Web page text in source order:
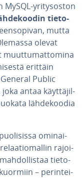
MySQL-yri­ty­sos­ton
tie­to­
mutta
olevat
muut­tu­mat­to­mi­na
erittäin
Public
joka antaa käyt­tä­jil­
läh­de­koo­dia
omi­nai­
ra­joi­
tie­to­
– pe­rin­tei­